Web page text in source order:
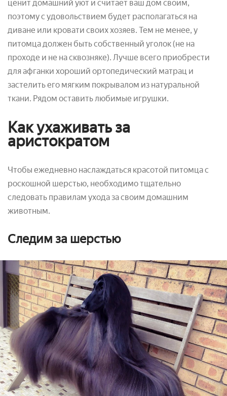
ценит домашний уют и считает ваш дом своим,
поэтому с удовольствием будет располагаться на
диване или кровати своих хозяев. Тем не менее, у
питомца должен быть собственный уголок (не на
проходе и не на сквозняке). Лучше всего приобрести
для афганки хороший ортопедический матрац и
застелить его мягким покрывалом из натуральной
ткани. Рядом оставить любимые игрушки.
Как ухаживать за
аристократом
Чтобы ежедневно наслаждаться красотой питомца с
роскошной шерстью, необходимо тщательно
следовать правилам ухода за своим домашним
животным.
Следим за шерстью